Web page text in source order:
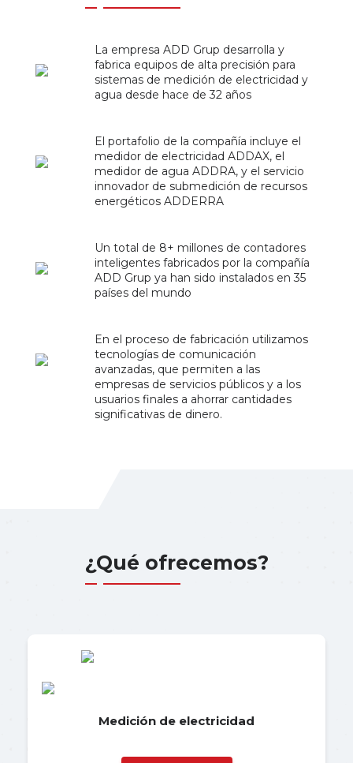
La empresa ADD Grup desarrolla y
fabrica equipos de alta precisión para
sistemas de medición de electricidad y
agua desde hace de 32 años
El portafolio de la compañía incluye el
medidor de electricidad ADDAX, el
medidor de agua ADDRA, y el servicio
innovador de submedición de recursos
energéticos ADDERRA
Un total de 8+ millones de contadores
inteligentes fabricados por la compañía
ADD Grup ya han sido instalados en 35
países del mundo
En el proceso de fabricación utilizamos
tecnologías de comunicación
avanzadas, que permiten a las
empresas de servicios públicos y a los
usuarios finales a ahorrar cantidades
significativas de dinero.
¿Qué ofrecemos?
Medición de electricidad